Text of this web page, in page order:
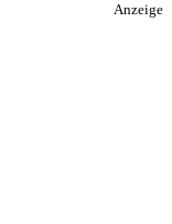
Anzeige